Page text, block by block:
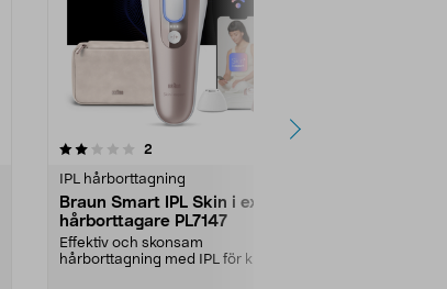
2
IPL hårborttagning
Braun Smart IPL Skin i expert
hårborttagare PL7147
Effektiv och skonsam
hårborttagning med IPL för kropp
0.0 av 5 stjärnor